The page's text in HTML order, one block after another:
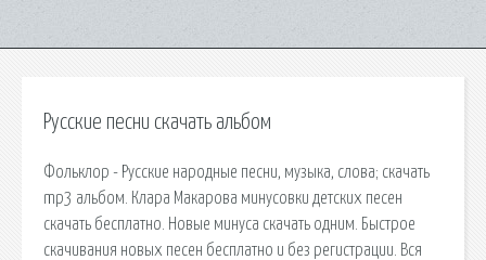
Русские песни скачать альбом
Фольклор - Русские народные песни, музыка, слова; скачать
mp3 альбом. Клара Макарова минусовки детских песен
скачать бесплатно. Новые минуса скачать одним. Быстрое
скачивания новых песен бесплатно и без регистрации. Вся